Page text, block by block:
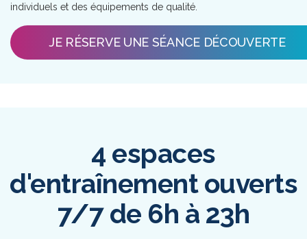
individuels et des équipements de qualité.
JE RÉSERVE UNE SÉANCE DÉCOUVERTE
4 espaces
d'entraînement ouverts
7/7 de 6h à 23h